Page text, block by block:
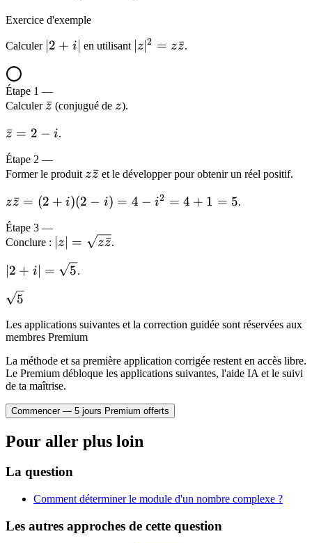
Exercice d'exemple
Calculer |2
∣2 + i∣ en utilisant |z|^2 =
∣z∣2 = zz
ˉ.
Étape 1 —
Calculer \bar{z}
z
ˉ (conjugué de z
z).
\bar{z}
= 2 - i
z
ˉ = 2 − i.
Étape 2 —
Former le produit z\bar{z}
zz
ˉet le développer pour obtenir un réel positif.
z\bar{z}
= (2+i)
(2-i) = 4
- i^2 = 4
+ 1 = 5
zz
ˉ = (2 + i)(2 − i) = 4 − i2 = 4 + 1 = 5.
Étape 3 —
Conclure : |z| =
∣z∣ = zz
ˉ.
|2 + i| =
∣2 + i∣ = 5.
\sqrt{5}
5
Les applications suivantes et la correction guidée sont réservées aux
membres Premium
La méthode et sa première application corrigée restent en accès libre.
Le Premium débloque les applications suivantes, l'aide IA et le suivi
de ta maîtrise.
Commencer — 5 jours Premium offerts
Pour aller plus loin
La question
Comment déterminer le module d'un nombre complexe ?
Les autres approches de cette question